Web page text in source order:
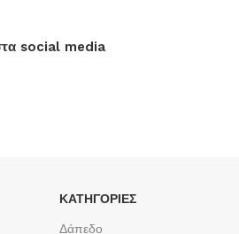
social media
ΚΑΤΗΓΟΡΙΕΣ
Δάπεδο